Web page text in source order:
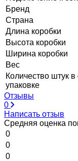
Бренд
Страна
Длина коробки
Высота коробки
Ширина коробки
Вес
Количество штук в
упаковке
Отзывы
0
Написать отзыв
Средняя оценка
0
0
0